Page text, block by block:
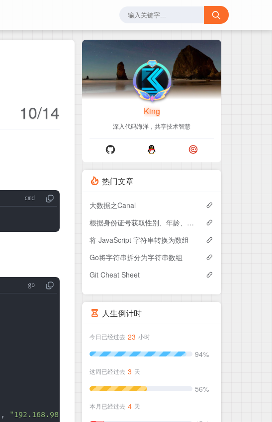
King
深入代码海洋，共享技术智慧
热门文章
大数据之Canal
根据身份证号获取性别、年龄、生日
将 JavaScript 字符串转换为数组
Go将字符串拆分为字符串数组
Git Cheat Sheet
人生倒计时
今日已经过去 23 小时
94%
这周已经过去 3 天
56%
本月已经过去 4 天
10/14
, "192.168.98.138:26382"